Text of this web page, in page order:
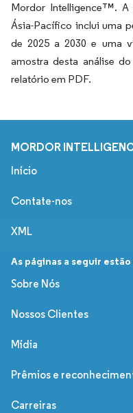
Mordor Intelligence™. A
Ásia-Pacífico inclui uma
de 2025 a 2030 e uma
amostra desta análise
relatório em PDF.
MORDOR
Início
Contate-nos
XML
As páginas a seguir
Sobre Nós
Nossos Clientes
Mídia
Prêmios e
Carreiras